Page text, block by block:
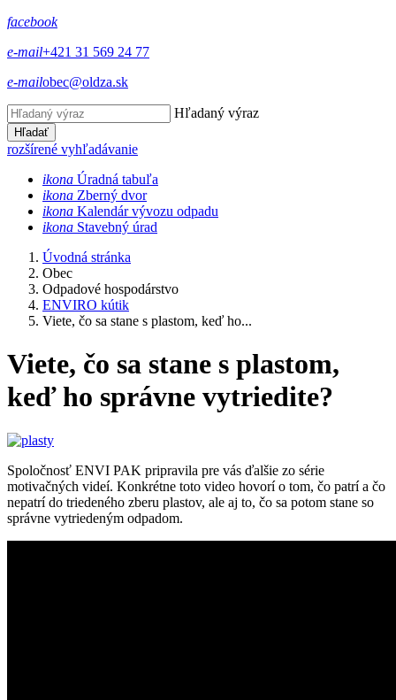
facebook
e-mail+421 31 569 24 77
e-mailobec@oldza.sk
Hľadaný výraz
Hľadať
rozšírené vyhľadávanie
ikona Úradná tabuľa
ikona Zberný dvor
ikona Kalendár vývozu odpadu
ikona Stavebný úrad
Úvodná stránka
Obec
Odpadové hospodárstvo
ENVIRO kútik
Viete, čo sa stane s plastom, keď ho...
Viete, čo sa stane s plastom,
keď ho správne vytriedite?
Spoločnosť ENVI PAK pripravila pre vás ďalšie zo série
motivačných videí. Konkrétne toto video hovorí o tom, čo patrí a čo
nepatrí do triedeného zberu plastov, ale aj to, čo sa potom stane so
správne vytriedeným odpadom.